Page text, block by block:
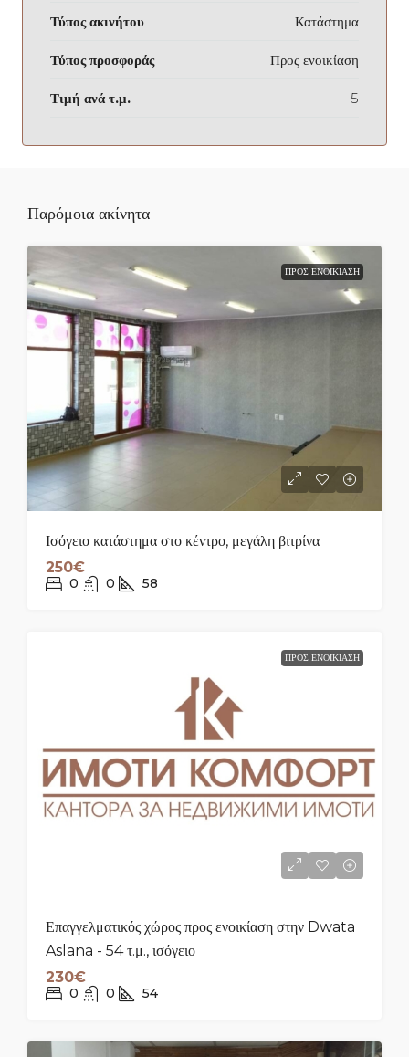
Τύπος ακινήτου Κατάστημα
Τύπος προσφοράς Προς ενοικίαση
Τιμή ανά τ.μ. 5
Παρόμοια ακίνητα
ΠΡΟΣ ΕΝΟΙΚΊΑΣΗ
Ισόγειο κατάστημα στο κέντρο, μεγάλη βιτρίνα
250€
0 0 58
ΠΡΟΣ ΕΝΟΙΚΊΑΣΗ
Επαγγελματικός χώρος προς ενοικίαση στην Dwata
Aslana - 54 τ.μ., ισόγειο
230€
0 0 54